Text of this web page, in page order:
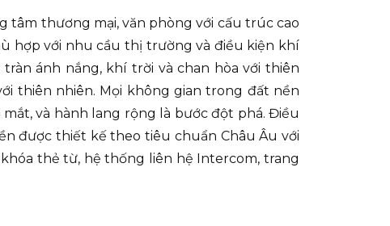
tâm thương mại, văn phòng với cấu trúc cao
hợp với nhu cầu thị trường và điều kiện khí
ánh nắng, khí trời và chan hòa với thiên
thiên nhiên. Mọi không gian trong đất nền
và hành lang rộng là bước đột phá. Điều
được thiết kế theo tiêu chuẩn Châu Âu với
thẻ từ, hệ thống liên hệ Intercom, trang